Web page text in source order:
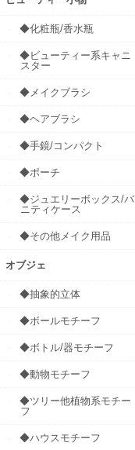
◆化粧瓶/香水瓶
◆ビューティー系キャニ
スター
◆メイクブラシ
◆ヘアブラシ
◆手鏡/コンパクト
◆ポーチ
◆ジュエリーボックス/バ
ニティケース
◆その他メイク用品
オブジェ
◆抽象的立体
◆ボールモチーフ
◆ボトル/器モチーフ
◆動物モチーフ
◆ツリー他植物系モチー
フ
◆ハウスモチーフ